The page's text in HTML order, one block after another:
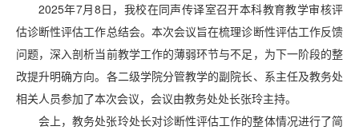
2025年7月8日，我校在同声传译室召开本科教育教学审核评
估诊断性评估工作总结会。本次会议旨在梳理诊断性评估工作反馈
问题，深入剖析当前教学工作的薄弱环节与不足，为下一阶段的整
改提升明确方向。各二级学院分管教学的副院长、系主任及教务处
相关人员参加了本次会议，会议由教务处处长张玲主持。
会上，教务处张玲处长对诊断性评估工作的整体情况进行了简